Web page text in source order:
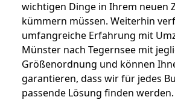
wichtigen Dinge in Ihrem neuen
kümmern müssen. Weiterhin
umfangreiche Erfahrung mit
Münster nach Tegernsee mit
Größenordnung und können
garantieren, dass wir für jedes
passende Lösung finden werden.